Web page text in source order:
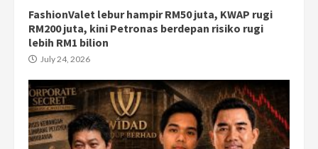
FashionValet lebur hampir RM50 juta, KWAP rugi
RM200 juta, kini Petronas berdepan risiko rugi
lebih RM1 bilion
July 24, 2026